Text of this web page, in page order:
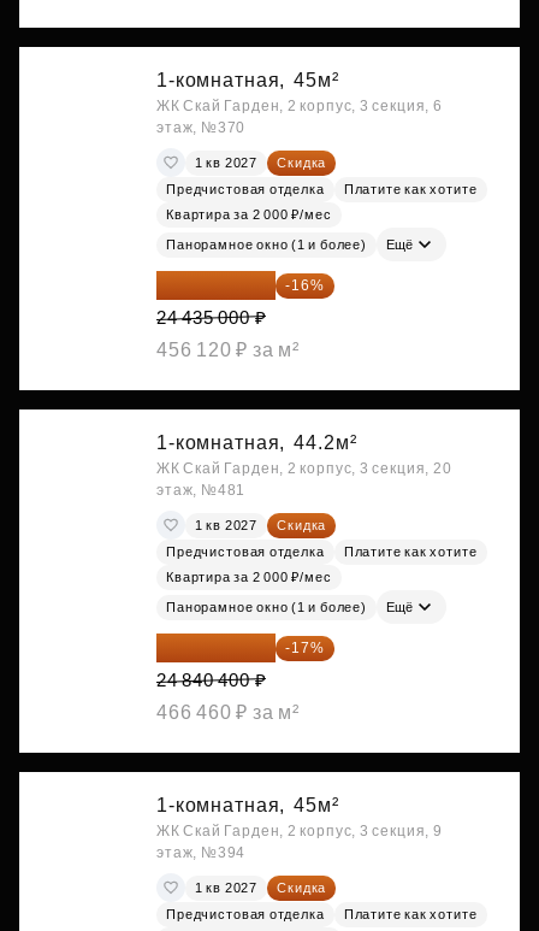
1-комнатная, 45м²
ЖК Скай Гарден, 2 корпус, 3 секция, 6
этаж, №370
1 кв 2027
Скидка
Предчистовая отделка
Платите как хотите
Квартира за 2 000 ₽/мес
Панорамное окно (1 и более) Ещё
20 525 400 ₽ -16%
24 435 000 ₽
456 120 ₽ за м²
1-комнатная, 44.2м²
ЖК Скай Гарден, 2 корпус, 3 секция, 20
этаж, №481
1 кв 2027
Скидка
Предчистовая отделка
Платите как хотите
Квартира за 2 000 ₽/мес
Панорамное окно (1 и более) Ещё
20 617 532 ₽ -17%
24 840 400 ₽
466 460 ₽ за м²
1-комнатная, 45м²
ЖК Скай Гарден, 2 корпус, 3 секция, 9
этаж, №394
1 кв 2027
Скидка
Предчистовая отделка
Платите как хотите